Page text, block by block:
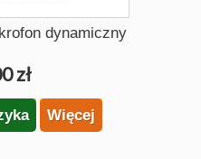
dynamiczny
zł
Więcej